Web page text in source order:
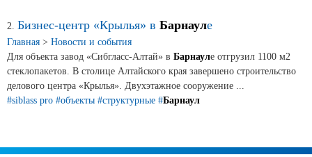
Листовое стекло
Стекло для строительства и интерьера
Стекло для машиностроения
Стекло для мебели, оборудования и бытовой техники
2. Бизнес-центр «Крылья» в Барнауле
Главная > Новости и события
Для объекта завод «Сибгласс-Алтай» в Барнауле отгрузил 1100 м2
стеклопакетов. В столице Алтайского края завершено строительство
делового центра «Крылья». Двухэтажное сооружение ...
#siblass pro #объекты #структурные #Барнаул